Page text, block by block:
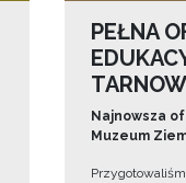
PEŁNA
Najnowsza
Muzeum